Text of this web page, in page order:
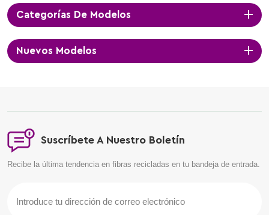
rápida y modelos de alta
calidad que siempre obtienen la
satisfacción de los clientes.
Categorías De Modelos
Nuevos Modelos
Suscríbete A Nuestro Boletín
Recibe la última tendencia en fibras recicladas en tu bandeja de entrada.